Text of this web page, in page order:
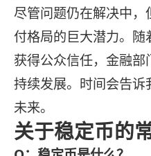
尽管问题仍在解决中
付格局的巨大潜力。
获得公众信任，金融
持续发展。时间会告
未来。
关于稳定币的